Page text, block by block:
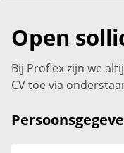
Open
Bij Proflex zijn we
CV toe via